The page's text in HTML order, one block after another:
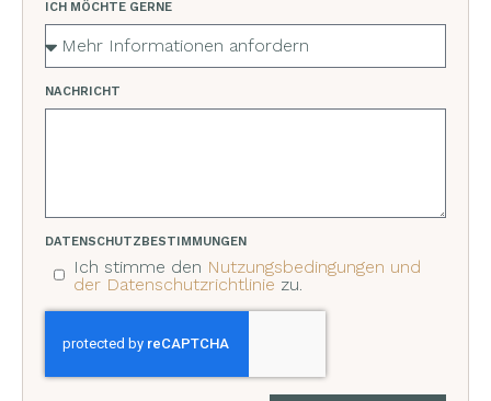
ICH MÖCHTE GERNE
NACHRICHT
DATENSCHUTZBESTIMMUNGEN
Ich stimme den Nutzungsbedingungen und
der Datenschutzrichtlinie zu.